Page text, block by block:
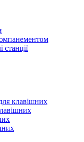
станції
клавішних